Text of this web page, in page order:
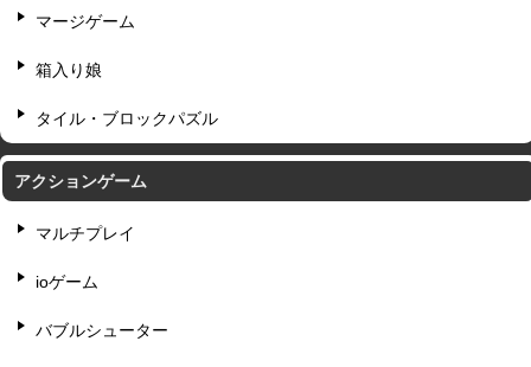
マージゲーム
箱入り娘
タイル・ブロックパズル
アクションゲーム
マルチプレイ
ioゲーム
バブルシューター